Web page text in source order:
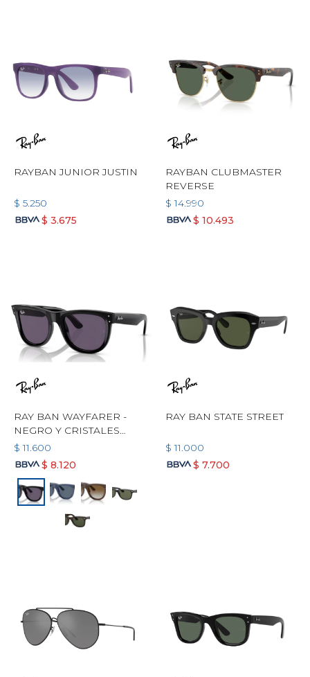
RAYBAN JUNIOR JUSTIN
$ 5.250
$ 3.675
RAYBAN CLUBMASTER
REVERSE
$ 14.990
$ 10.493
RAY BAN WAYFARER -
NEGRO Y CRISTALES
VIOLETA
$ 11.600
$ 8.120
RAY BAN STATE STREET
$ 11.000
$ 7.700